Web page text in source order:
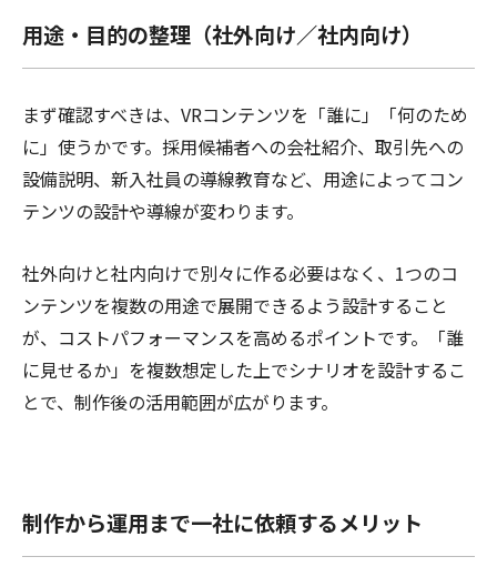
用途・目的の整理（社外向け／社内向け）
まず確認すべきは、VRコンテンツを「誰に」「何のため
に」使うかです。採用候補者への会社紹介、取引先への
設備説明、新入社員の導線教育など、用途によってコン
テンツの設計や導線が変わります。
社外向けと社内向けで別々に作る必要はなく、1つのコ
ンテンツを複数の用途で展開できるよう設計すること
が、コストパフォーマンスを高めるポイントです。「誰
に見せるか」を複数想定した上でシナリオを設計するこ
とで、制作後の活用範囲が広がります。
制作から運用まで一社に依頼するメリット